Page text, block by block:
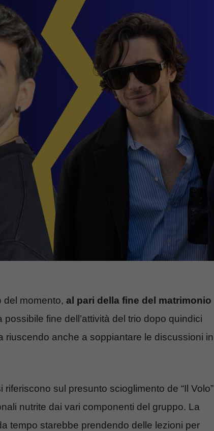
del momento, al pari della fine del matrimonio
possibile fine dell’attività del trio dopo quindici
riuscendo anche a soppiantare le discussioni in
sul presunto scioglimento de “Il Volo”
nutrite dai vari componenti del gruppo. La
tempo starebbe prendendo delle lezioni per